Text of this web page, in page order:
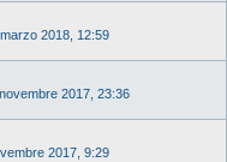
2018, 12:59
2017, 23:36
2017, 9:29